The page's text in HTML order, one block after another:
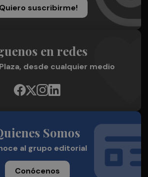
suscribirme!
en redes
desde cualquier medio
Somos
al grupo editorial
Conócenos